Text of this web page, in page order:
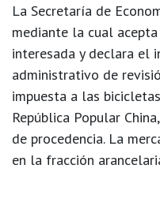
La Secretaría de
mediante la cual
interesada y declara el
administrativo de
impuesta a las
República Popular China
de procedencia. La
en la fracción